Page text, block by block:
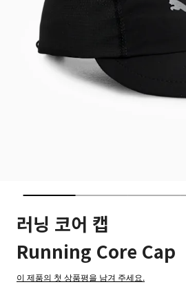
러닝 코어 캡
Running Core Cap
이 제품의 첫 상품평을 남겨 주세요.